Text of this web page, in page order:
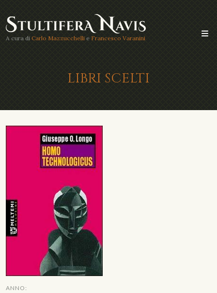
A cura di Carlo Mazzucchelli e Francesco Varanini
LIBRI SCELTI
ANNO: